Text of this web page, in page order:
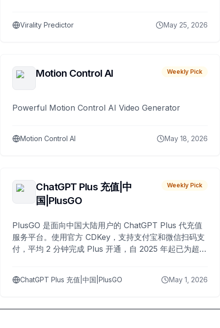
Virality Predictor May 25, 2026
Motion Control AI Weekly Pick
Powerful Motion Control AI Video Generator
Motion Control AI May 18, 2026
ChatGPT Plus 充值|中
国|PlusGO
Weekly Pick
PlusGO 是面向中国大陆用户的 ChatGPT Plus 代充值
服务平台。使用官方 CDKey，支持支付宝和微信扫码支
付，平均 2 分钟完成 Plus 开通，自 2025 年起已为超过
ChatGPT Plus 充值|中国|PlusGO May 1, 2026